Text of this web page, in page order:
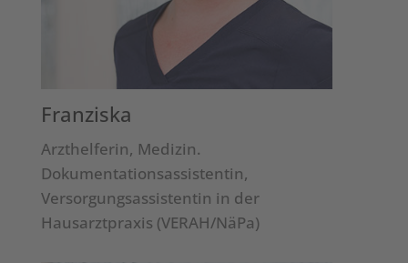
Franziska
Arzthelferin, Medizin.
Dokumentationsassistentin,
Versorgungsassistentin in der
Hausarztpraxis (VERAH/NäPa)